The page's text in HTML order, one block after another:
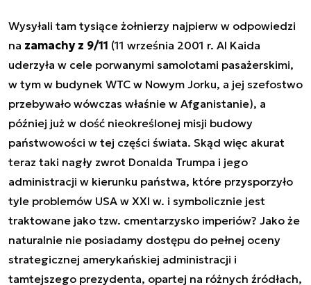
Wysyłali tam tysiące żołnierzy najpierw w odpowiedzi
na zamachy z 9/11 (11 września 2001 r. Al Kaida
uderzyła w cele porwanymi samolotami pasażerskimi,
w tym w budynek WTC w Nowym Jorku, a jej szefostwo
przebywało wówczas właśnie w Afganistanie), a
później już w dość nieokreślonej misji budowy
państwowości w tej części świata. Skąd więc akurat
teraz taki nagły zwrot Donalda Trumpa i jego
administracji w kierunku państwa, które przysporzyło
tyle problemów USA w XXI w. i symbolicznie jest
traktowane jako tzw. cmentarzysko imperiów? Jako że
naturalnie nie posiadamy dostępu do pełnej oceny
strategicznej amerykańskiej administracji i
tamtejszego prezydenta, opartej na różnych źródłach,